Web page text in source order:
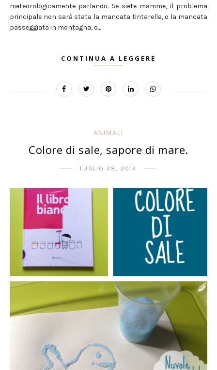
meteorologicamente parlando. Se siete mamme, il problema
principale non sarà stata la mancata tintarella, o la mancata
passeggiata in montagna, o...
CONTINUA A LEGGERE
ANIMALI
Colore di sale, sapore di mare.
LUGLIO 28, 2014